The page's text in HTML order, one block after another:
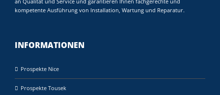
kompetente Ausführung von Installation, Wartung und Reparatur.
INFORMATIONEN
Prospekte Nice
Prospekte Tousek